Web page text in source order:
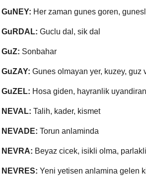
GuNEY: Her zaman gunes goren,
GuRDAL: Guclu dal, sik dal
GuZ: Sonbahar
GuZAY: Gunes olmayan yer, kuzey, guz
GuZEL: Hosa giden, hayranlik uyandiran
NEVAL: Talih, kader, kismet
NEVADE: Torun anlaminda
NEVRA: Beyaz cicek, isikli olma,
NEVRES: Yeni yetisen anlamina gelen